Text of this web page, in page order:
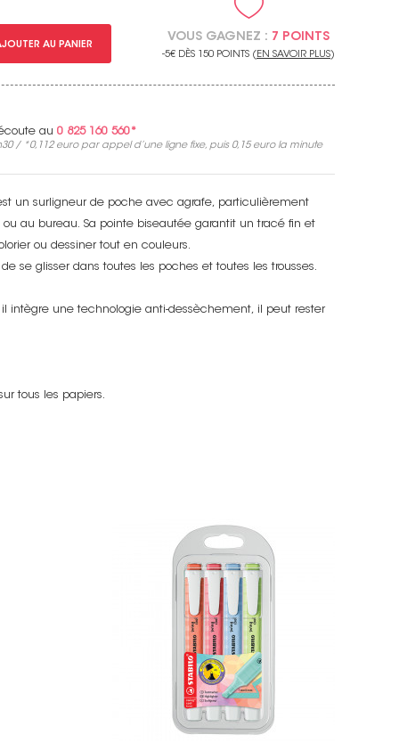
AU PANIER
VOUS GAGNEZ : 7 POINTS
-5€ DÈS 150 POINTS ( EN SAVOIR PLUS)
au 0 825 160 560*
/ *0,112 europar appel d’une ligne fixe, puis 0,15 eurola minute
est un surligneur de poche avec agrafe, particulièrement
au bureau. Sa pointe biseautée garantit un tracé fin et
ou dessiner tout en couleurs.
se glisser dans toutes les poches et toutes les trousses.
il intègre une technologie anti-dessèchement, il peut rester
tous les papiers.